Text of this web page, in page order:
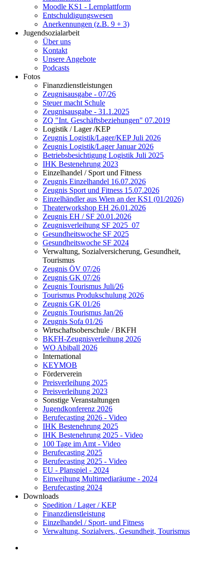
Moodle KS1 - Lernplattform
Entschuldigungswesen
Anerkennungen (z.B. 9 + 3)
Jugendsozialarbeit
Über uns
Kontakt
Unsere Angebote
Podcasts
Fotos
Finanzdienstleistungen
Zeugnisausgabe - 07/26
Steuer macht Schule
Zeugnisausgabe - 31.1.2025
ZQ "Int. Geschäftsbeziehungen" 07.2019
Logistik / Lager /KEP
Zeugnis Logistik/Lager/KEP Juli 2026
Zeugnis Logistik/Lager Januar 2026
Betriebsbesichtigung Logistik Juli 2025
IHK Bestenehrung 2023
Einzelhandel / Sport und Fitness
Zeugnis Einzelhandel 16.07.2026
Zeugnis Sport und Fitness 15.07.2026
Einzelhändler aus Wien an der KS1 (01/2026)
Theaterworkshop EH 26.01.2026
Zeugnis EH / SF 20.01.2026
Zeugnisverleihung SF 2025_07
Gesundheitswoche SF 2025
Gesundheitswoche SF 2024
Verwaltung, Sozialversicherung, Gesundheit,
Tourismus
Zeugnis ÖV 07/26
Zeugnis GK 07/26
Zeugnis Tourismus Juli/26
Tourismus Produkschulung 2026
Zeugnis GK 01/26
Zeugnis Tourismus Jan/26
Zeugnis Sofa 01/26
Wirtschaftsoberschule / BKFH
BKFH-Zeugnisverleihung 2026
WO Abiball 2026
International
KEYMOB
Förderverein
Preisverleihung 2025
Preisverleihung 2023
Sonstige Veranstaltungen
Jugendkonferenz 2026
Berufecasting 2026 - Video
IHK Bestenehrung 2025
IHK Bestenehrung 2025 - Video
100 Tage im Amt - Video
Berufecasting 2025
Berufecasting 2025 - Video
EU - Planspiel - 2024
Einweihung Multimediaräume - 2024
Berufecasting 2024
Downloads
Spedition / Lager / KEP
Finanzdienstleistung
Einzelhandel / Sport- und Fitness
Verwaltung, Sozialvers., Gesundheit, Tourismus